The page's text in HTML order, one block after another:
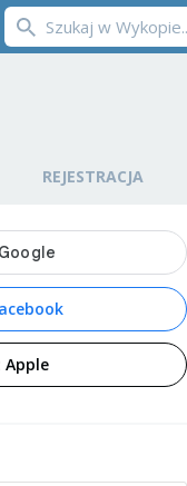
REJESTRACJA
Apple